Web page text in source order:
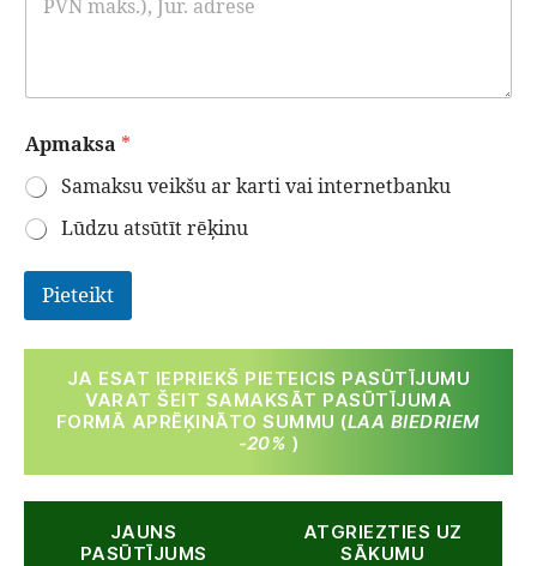
Apmaksa *
Samaksu veikšu ar karti vai internetbanku
Lūdzu atsūtīt rēķinu
Pieteikt
JA ESAT IEPRIEKŠ PIETEICIS PASŪTĪJUMU
VARAT ŠEIT SAMAKSĀT PASŪTĪJUMA
FORMĀ APRĒĶINĀTO SUMMU (LAA BIEDRIEM
-20% )
JAUNS
PASŪTĪJUMS
ATGRIEZTIES UZ
SĀKUMU